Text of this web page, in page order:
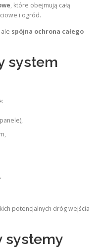
, które obejmują całą
i ogród.
spójna ochrona całego
system
potencjalnych dróg wejścia
systemy